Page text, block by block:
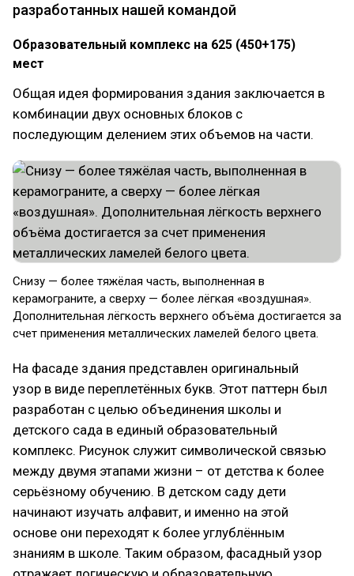
разработанных нашей командой
Образовательный комплекс на 625 (450+175)
мест
Общая идея формирования здания заключается в
комбинации двух основных блоков с
последующим делением этих объемов на части.
Снизу — более тяжёлая часть, выполненная в
керамограните, а сверху — более лёгкая «воздушная».
Дополнительная лёгкость верхнего объёма достигается за
счет применения металлических ламелей белого цвета.
На фасаде здания представлен оригинальный
узор в виде переплетённых букв. Этот паттерн был
разработан с целью объединения школы и
детского сада в единый образовательный
комплекс. Рисунок служит символической связью
между двумя этапами жизни – от детства к более
серьёзному обучению. В детском саду дети
начинают изучать алфавит, и именно на этой
основе они переходят к более углублённым
знаниям в школе. Таким образом, фасадный узор